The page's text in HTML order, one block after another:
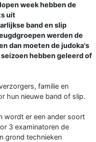
week hebben de
uit
band en slip
werden de
dan moeten de judoka's
hebben geleerd of
familie en
hun nieuwe band of slip.
wordt er een ander soort
3 examinatoren de
grond technieken